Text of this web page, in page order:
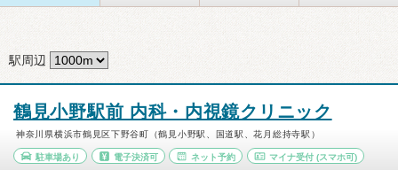
駅周辺
鶴見小野駅前 内科・内視鏡クリニック
神奈川県横浜市鶴見区下野谷町（鶴見小野駅、国道駅、花月総持寺駅）
駐車場あり 電子決済可 ネット予約 マイナ受付 (スマホ可)